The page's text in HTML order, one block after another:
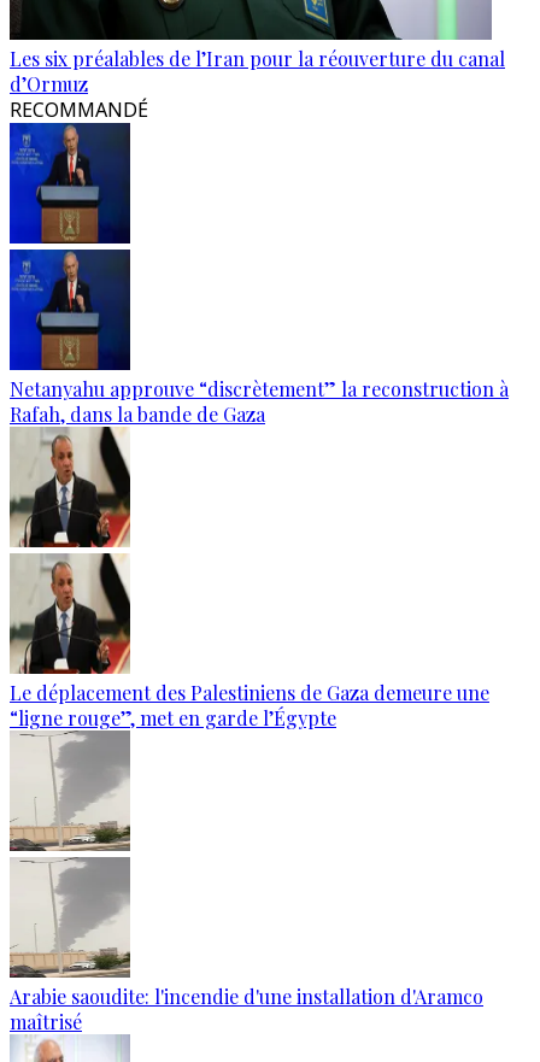
Les six préalables de l’Iran pour la réouverture du canal
d’Ormuz
RECOMMANDÉ
Netanyahu approuve “discrètement” la reconstruction à
Rafah, dans la bande de Gaza
Le déplacement des Palestiniens de Gaza demeure une
“ligne rouge”, met en garde l’Égypte
Arabie saoudite: l'incendie d'une installation d'Aramco
maîtrisé